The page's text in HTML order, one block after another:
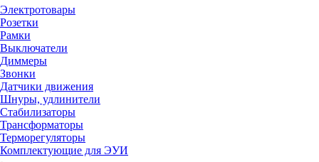
Электротовары
Розетки
Рамки
Выключатели
Диммеры
Звонки
Датчики движения
Шнуры, удлинители
Стабилизаторы
Трансформаторы
Терморегуляторы
Комплектующие для ЭУИ